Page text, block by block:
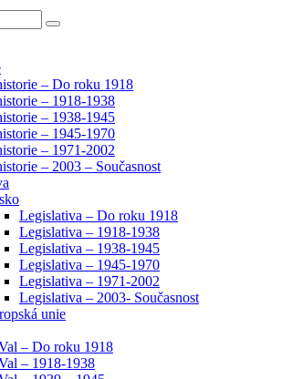
– Do roku 1918
– 1918-1938
– 1938-1945
– 1945-1970
– 1971-2002
– 2003 – Současnost
Legislativa – Do roku 1918
Legislativa – 1918-1938
Legislativa – 1938-1945
Legislativa – 1945-1970
Legislativa – 1971-2002
Legislativa – 2003- Současnost
unie
– Do roku 1918
– 1918-1938